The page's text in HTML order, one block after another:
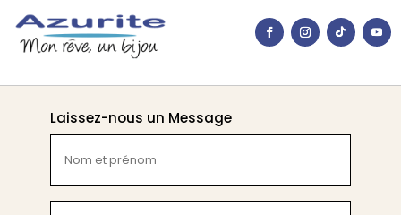
Laissez-nous un Message
et
prénom
(Nécessaire)